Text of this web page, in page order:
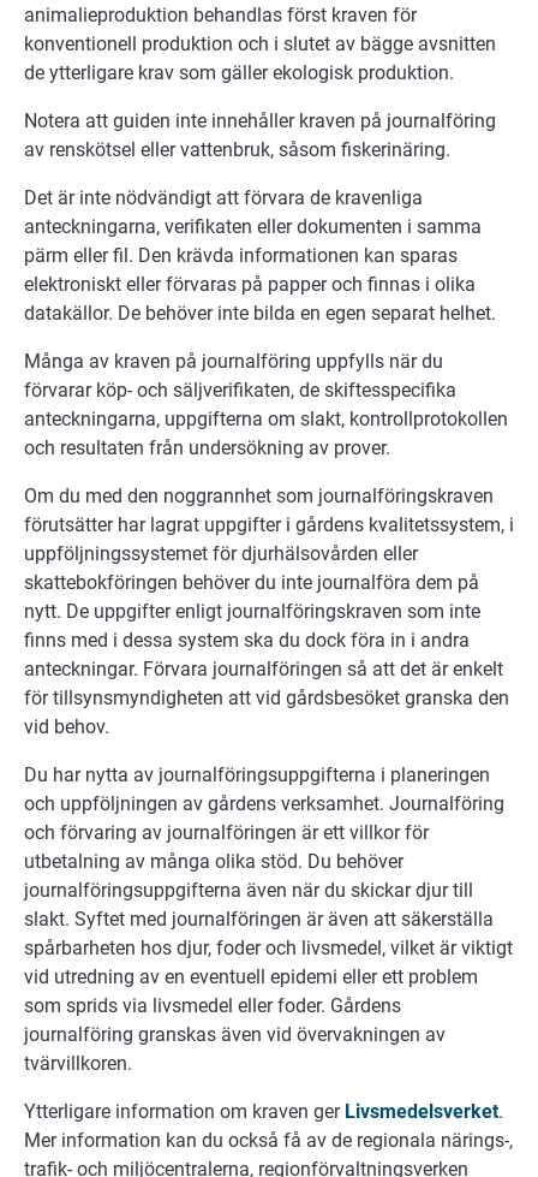
animalieproduktion behandlas först kraven för
konventionell produktion och i slutet av bägge avsnitten
de ytterligare krav som gäller ekologisk produktion.
Notera att guiden inte innehåller kraven på journalföring
av renskötsel eller vattenbruk, såsom fiskerinäring.
Det är inte nödvändigt att förvara de kravenliga
anteckningarna, verifikaten eller dokumenten i samma
pärm eller fil. Den krävda informationen kan sparas
elektroniskt eller förvaras på papper och finnas i olika
datakällor. De behöver inte bilda en egen separat helhet.
Många av kraven på journalföring uppfylls när du
förvarar köp- och säljverifikaten, de skiftesspecifika
anteckningarna, uppgifterna om slakt, kontrollprotokollen
och resultaten från undersökning av prover.
Om du med den noggrannhet som journalföringskraven
förutsätter har lagrat uppgifter i gårdens kvalitetssystem, i
uppföljningssystemet för djurhälsovården eller
skattebokföringen behöver du inte journalföra dem på
nytt. De uppgifter enligt journalföringskraven som inte
finns med i dessa system ska du dock föra in i andra
anteckningar. Förvara journalföringen så att det är enkelt
för tillsynsmyndigheten att vid gårdsbesöket granska den
vid behov.
Du har nytta av journalföringsuppgifterna i planeringen
och uppföljningen av gårdens verksamhet. Journalföring
och förvaring av journalföringen är ett villkor för
utbetalning av många olika stöd. Du behöver
journalföringsuppgifterna även när du skickar djur till
slakt. Syftet med journalföringen är även att säkerställa
spårbarheten hos djur, foder och livsmedel, vilket är viktigt
vid utredning av en eventuell epidemi eller ett problem
som sprids via livsmedel eller foder. Gårdens
journalföring granskas även vid övervakningen av
tvärvillkoren.
Ytterligare information om kraven ger Livsmedelsverket.
Mer information kan du också få av de regionala närings-,
trafik- och miljöcentralerna, regionförvaltningsverken